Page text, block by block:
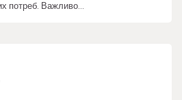
потреб. Важливо…